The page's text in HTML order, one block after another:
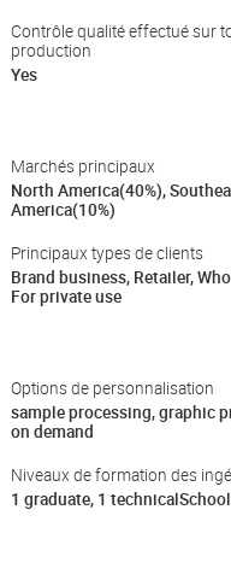
Contrôle qualité effectué sur
production
Yes
Marchés principaux
North America(40%),
America(10%)
Principaux types de clients
Brand business, Retailer,
For private use
Options de personnalisation
sample processing, graphic
on demand
Niveaux de formation des
1 graduate, 1